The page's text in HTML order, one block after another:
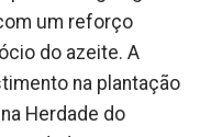
um reforço
do azeite. A
na plantação
Herdade do